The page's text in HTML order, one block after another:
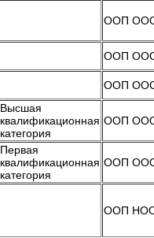
ООП
ООП
ООП
Высшая
квалификационная
категория
ООП
Первая
квалификационная
категория
ООП
ООП